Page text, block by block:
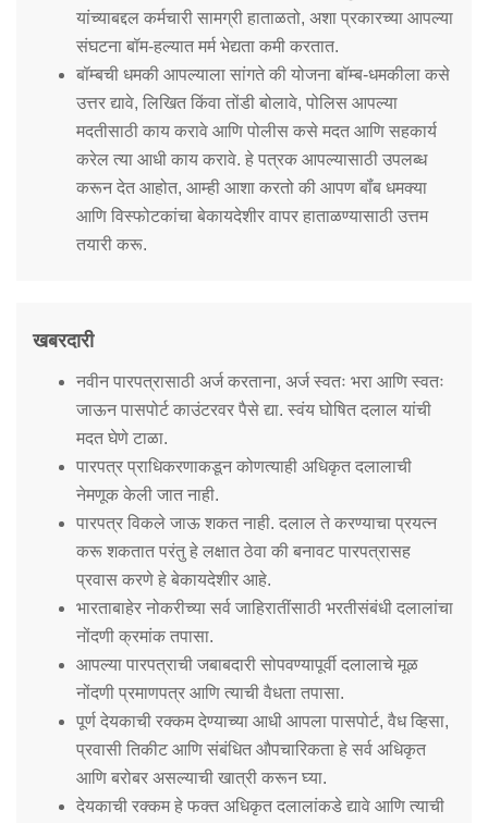
यांच्याबद्दल कर्मचारी सामग्री हाताळतो, अशा प्रकारच्या आपल्या
संघटना बॉम-हल्यात मर्म भेद्यता कमी करतात.
बॉम्बची धमकी आपल्याला सांगते की योजना बॉम्ब-धमकीला कसे
उत्तर द्यावे, लिखित किंवा तोंडी बोलावे, पोलिस आपल्या
मदतीसाठी काय करावे आणि पोलीस कसे मदत आणि सहकार्य
करेल त्या आधी काय करावे. हे पत्रक आपल्यासाठी उपलब्ध
करून देत आहोत, आम्ही आशा करतो की आपण बॉंब धमक्या
आणि विस्फोटकांचा बेकायदेशीर वापर हाताळण्यासाठी उत्तम
तयारी करू.
खबरदारी
नवीन पारपत्रासाठी अर्ज करताना, अर्ज स्वतः भरा आणि स्वतः
जाऊन पासपोर्ट काउंटरवर पैसे द्या. स्वंय घोषित दलाल यांची
मदत घेणे टाळा.
पारपत्र प्राधिकरणाकडून कोणत्याही अधिकृत दलालाची
नेमणूक केली जात नाही.
पारपत्र विकले जाऊ शकत नाही. दलाल ते करण्याचा प्रयत्न
करू शकतात परंतु हे लक्षात ठेवा की बनावट पारपत्रासह
प्रवास करणे हे बेकायदेशीर आहे.
भारताबाहेर नोकरीच्या सर्व जाहिरातींसाठी भरतीसंबंधी दलालांचा
नोंदणी क्रमांक तपासा.
आपल्या पारपत्राची जबाबदारी सोपवण्यापूर्वी दलालाचे मूळ
नोंदणी प्रमाणपत्र आणि त्याची वैधता तपासा.
पूर्ण देयकाची रक्कम देण्याच्या आधी आपला पासपोर्ट, वैध व्हिसा,
प्रवासी तिकीट आणि संबंधित औपचारिकता हे सर्व अधिकृत
आणि बरोबर असल्याची खात्री करून घ्या.
देयकाची रक्कम हे फक्त अधिकृत दलालांकडे द्यावे आणि त्याची